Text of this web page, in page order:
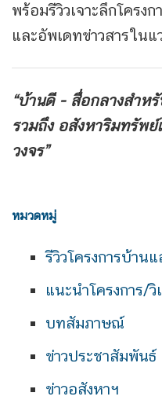
พร้อมรีวิวเจาะลึกโครง
และอัพเดทข่าวสารในแ
“บ้านดี - สื่อกลางสำห
รวมถึง อสังหาริมทรัพย์
วงจร”
หมวดหมู่
รีวิวโครงการบ้าน
แนะนำโครงการ/วิ
บทสัมภาษณ์
ข่าวประชาสัมพันธ์
ข่าวอสังหาฯ